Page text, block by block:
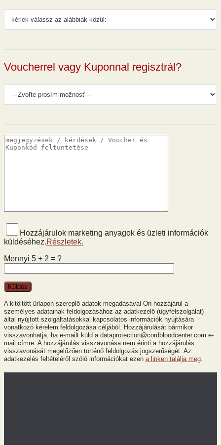
Voucherrel vagy Kuponnal regisztrál?
Hozzájárulok marketing anyagok és üzleti információk
küldéséhez.Részletek.
Mennyi 5 + 2 = ?
A kitöltött űrlapon szereplő adatok megadásával Ön hozzájárul a
személyes adatainak feldolgozásához az adatkezelő (ügyfélszolgálat)
által nyújtott szolgáltatásokkal kapcsolatos információk nyújtására
vonatkozó kérelem feldolgozása céljából. Hozzájárulását bármikor
visszavonhatja, ha e-mailt küld a dataprotection@cordbloodcenter.com e-
mail címre. A hozzájárulás visszavonása nem érinti a hozzájárulás
visszavonását megelőzően történő feldolgozás jogszerűségét. Az
adatkezelés feltételéről szóló információkat ezen a linken találja meg.